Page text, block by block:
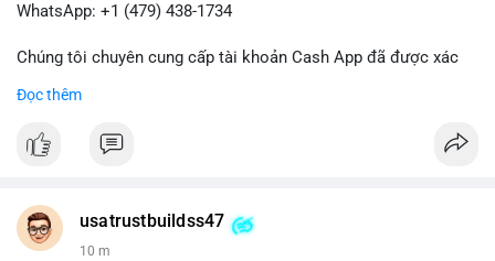
WhatsApp: +1 (479) 438-1734
Chúng tôi chuyên cung cấp tài khoản Cash App đã được xác
marketing, SEO, SMM, chuyển tiền, gửi tiền qua di động, thanh
#buyverifiedcashappaccounts #marketing
#trendingnow
#sendmoney
Đọc thêm
usatrustbuildss47
10 m